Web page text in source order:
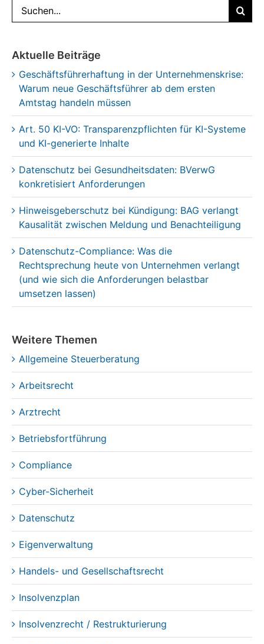
Suche
nach:
Aktuelle Beiträge
Geschäftsführerhaftung in der Unternehmenskrise:
Warum neue Geschäftsführer ab dem ersten
Amtstag handeln müssen
Art. 50 KI-VO: Transparenzpflichten für KI-Systeme
und KI-generierte Inhalte
Datenschutz bei Gesundheitsdaten: BVerwG
konkretisiert Anforderungen
Hinweisgeberschutz bei Kündigung: BAG verlangt
Kausalität zwischen Meldung und Benachteiligung
Datenschutz-Compliance: Was die
Rechtsprechung heute von Unternehmen verlangt
(und wie sich die Anforderungen belastbar
umsetzen lassen)
Weitere Themen
Allgemeine Steuerberatung
Arbeitsrecht
Arztrecht
Betriebsfortführung
Compliance
Cyber-Sicherheit
Datenschutz
Eigenverwaltung
Handels- und Gesellschaftsrecht
Insolvenzplan
Insolvenzrecht / Restrukturierung